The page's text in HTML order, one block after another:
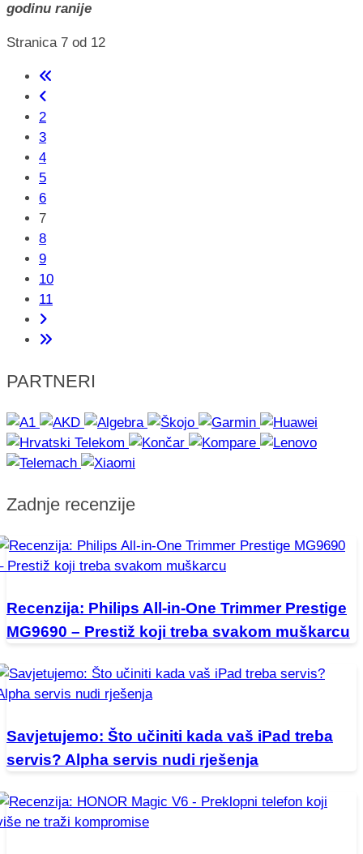
godinu ranije
Stranica 7 od 12
2
3
4
5
6
7
8
9
10
11
PARTNERI
Zadnje recenzije
Recenzija: Philips All-in-One Trimmer Prestige
MG9690 – Prestiž koji treba svakom muškarcu
Savjetujemo: Što učiniti kada vaš iPad treba
servis? Alpha servis nudi rješenja